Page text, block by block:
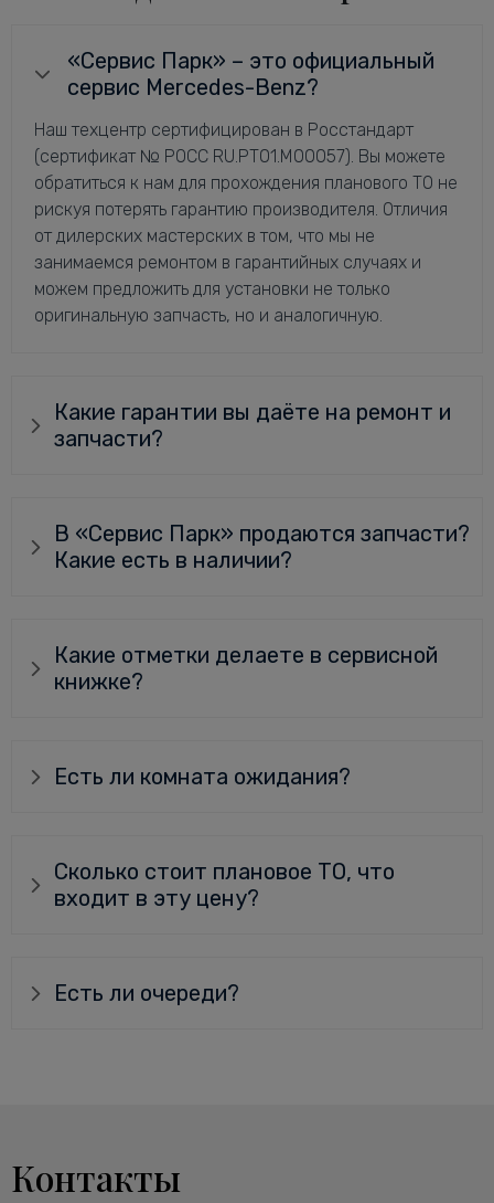
«Сервис Парк» – это официальный
сервис Mercedes-Benz?
Наш техцентр сертифицирован в Росстандарт
(сертификат № РОСС RU.РТ01.М00057). Вы можете
обратиться к нам для прохождения планового ТО не
рискуя потерять гарантию производителя. Отличия
от дилерских мастерских в том, что мы не
занимаемся ремонтом в гарантийных случаях и
можем предложить для установки не только
оригинальную запчасть, но и аналогичную.
Какие гарантии вы даёте на ремонт и
запчасти?
В «Сервис Парк» продаются запчасти?
Какие есть в наличии?
Какие отметки делаете в сервисной
книжке?
Есть ли комната ожидания?
Сколько стоит плановое ТО, что
входит в эту цену?
Есть ли очереди?
Контакты